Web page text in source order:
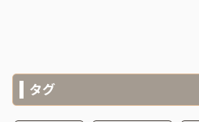
タグ